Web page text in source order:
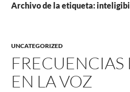
Archivo de la etiqueta:
UNCATEGORIZED
EN LA VOZ